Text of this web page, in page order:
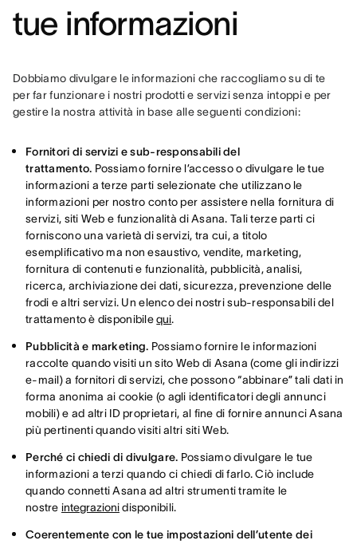
tue informazioni
Dobbiamo divulgare le informazioni che raccogliamo su di te
per far funzionare i nostri prodotti e servizi senza intoppi e per
gestire la nostra attività in base alle seguenti condizioni:
Fornitori di servizi e sub-responsabili del
trattamento. Possiamo fornire l’accesso o divulgare le tue
informazioni a terze parti selezionate che utilizzano le
informazioni per nostro conto per assistere nella fornitura di
servizi, siti Web e funzionalità di Asana. Tali terze parti ci
forniscono una varietà di servizi, tra cui, a titolo
esemplificativo ma non esaustivo, vendite, marketing,
fornitura di contenuti e funzionalità, pubblicità, analisi,
ricerca, archiviazione dei dati, sicurezza, prevenzione delle
frodi e altri servizi. Un elenco dei nostri sub-responsabili del
trattamento è disponibilequi.
Pubblicità e marketing. Possiamo fornire le informazioni
raccolte quando visiti un sito Web di Asana (come gli indirizzi
e-mail) a fornitori di servizi, che possono “abbinare” tali dati in
forma anonima ai cookie (o agli identificatori degli annunci
mobili) e ad altri ID proprietari, al fine di fornire annunci Asana
più pertinenti quando visiti altri siti Web.
Perché ci chiedi di divulgare. Possiamo divulgare le tue
informazioni a terzi quando ci chiedi di farlo. Ciò include
quando connetti Asana ad altri strumenti tramite le
nostre integrazionidisponibili.
Coerentemente con le tue impostazioni dell’utente dei